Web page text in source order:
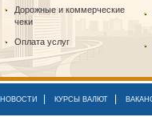
Дорожные и коммерческие
чеки
Оплата услуг
НОВОСТИ КУРСЫ ВАЛЮТ